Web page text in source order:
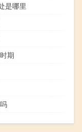
是哪里
期